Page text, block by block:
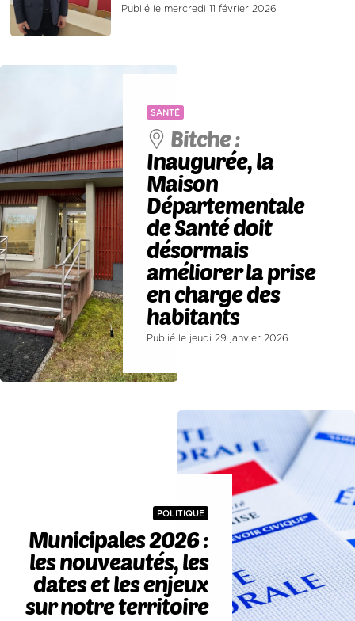
Publié le mercredi 11 février 2026
SANTÉ
Bitche :
Inaugurée, la
Maison
Départementale
de Santé doit
désormais
améliorer la prise
en charge des
habitants
Publié le jeudi 29 janvier 2026
POLITIQUE
Municipales 2026 :
les nouveautés, les
dates et les enjeux
sur notre territoire